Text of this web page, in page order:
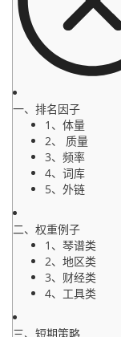
一、排名因子
1、体量
2、 质量
3、频率
4、词库
5、外链
二、权重例子
1、琴谱类
2、地区类
3、财经类
4、工具类
三、短期策略